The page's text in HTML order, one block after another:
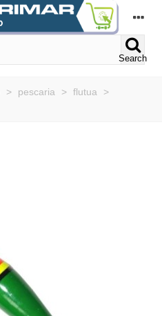
Search
> pescaria > flutua
>